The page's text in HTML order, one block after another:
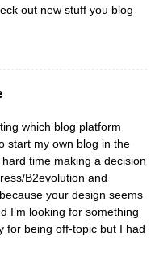
out new stuff you blog
which blog platform
start my own blog in the
time making a decision
B2evolution and
your design seems
I’m looking for something
for being off-topic but I had